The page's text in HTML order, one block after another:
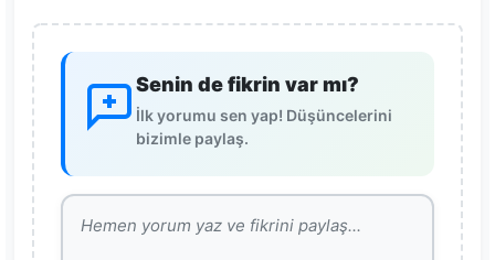
Senin de fikrin var mı?
İlk yorumu sen yap! Düşüncelerini
bizimle paylaş.